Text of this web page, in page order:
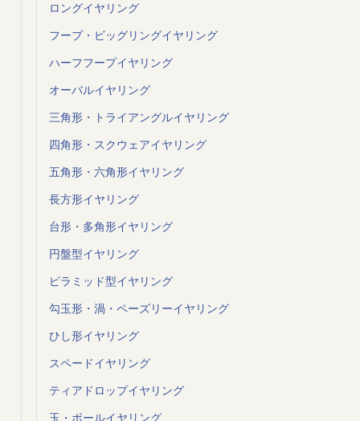
ロングイヤリング
フープ・ビッグリングイヤリング
ハーフフープイヤリング
オーバルイヤリング
三角形・トライアングルイヤリング
四角形・スクウェアイヤリング
五角形・六角形イヤリング
長方形イヤリング
台形・多角形イヤリング
円盤型イヤリング
ピラミッド型イヤリング
勾玉形・渦・ペーズリーイヤリング
ひし形イヤリング
スペードイヤリング
ティアドロップイヤリング
玉・ボールイヤリング